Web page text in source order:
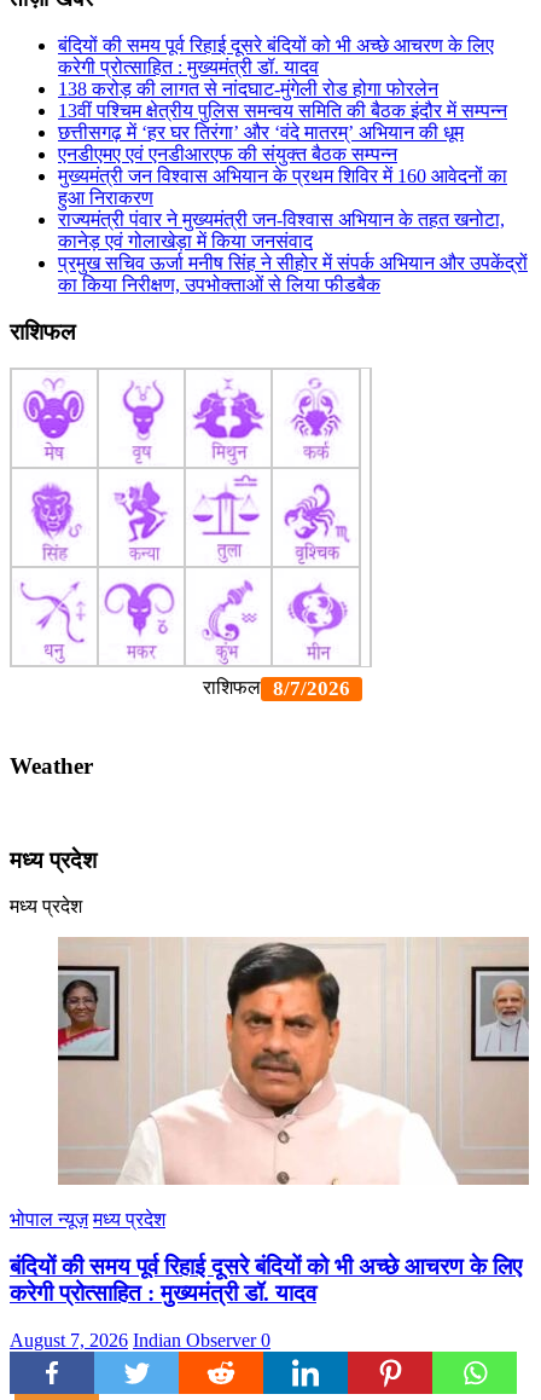
बंदियों की समय पूर्व रिहाई दूसरे बंदियों को भी अच्छे आचरण के लिए
करेगी प्रोत्साहित : मुख्यमंत्री डॉ. यादव
138 करोड़ की लागत से नांदघाट-मुंगेली रोड होगा फोरलेन
13वीं पश्चिम क्षेत्रीय पुलिस समन्वय समिति की बैठक इंदौर में सम्पन्न
छत्तीसगढ़ में ‘हर घर तिरंगा’ और ‘वंदे मातरम्’ अभियान की धूम
एनडीएमए एवं एनडीआरएफ की संयुक्त बैठक सम्पन्न
मुख्यमंत्री जन विश्वास अभियान के प्रथम शिविर में 160 आवेदनों का
हुआ निराकरण
राज्यमंत्री पंवार ने मुख्यमंत्री जन-विश्वास अभियान के तहत खनोटा,
कानेड़ एवं गोलाखेड़ा में किया जनसंवाद
प्रमुख सचिव ऊर्जा मनीष सिंह ने सीहोर में संपर्क अभियान और उपकेंद्रों
का किया निरीक्षण, उपभोक्ताओं से लिया फीडबैक
राशिफल
Weather
मध्य प्रदेश
मध्य प्रदेश
भोपाल न्यूज़ मध्य प्रदेश
बंदियों की समय पूर्व रिहाई दूसरे बंदियों को भी अच्छे आचरण के लिए
करेगी प्रोत्साहित : मुख्यमंत्री डॉ. यादव
August 7, 2026 Indian Observer0